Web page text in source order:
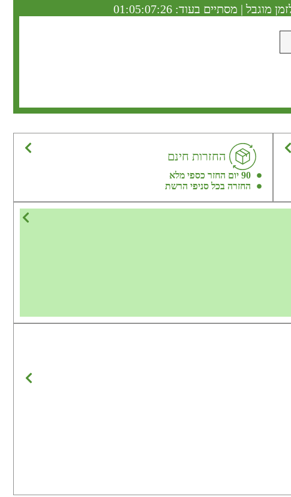
מוגבל | מסתיים בעוד: 01:05:07:25
החזרות חינם
90 יום החזר כספי מלא
החזרה בכל סניפי הרשת